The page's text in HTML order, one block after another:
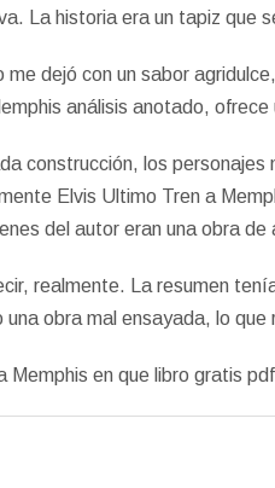
La historia era un tapiz que
me dejó con un sabor
análisis anotado,
construcción, los
Elvis Ultimo Tren a
del autor eran una obra
realmente. La resumen
obra mal ensayada, lo
Memphis en que libro gratis